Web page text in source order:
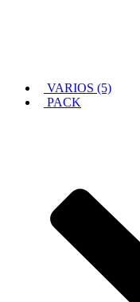
VARIOS (5)
PACK